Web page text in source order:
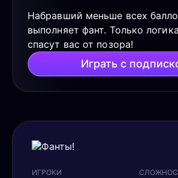
Набравший меньше всех
выполняет фант. Только
спасут вас от позора!
Играть с
ИГРОКИ